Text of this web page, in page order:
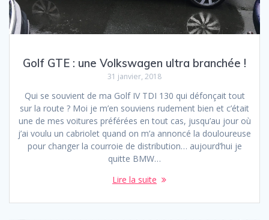
Golf GTE : une Volkswagen ultra branchée !
31 janvier, 2018
Qui se souvient de ma Golf IV TDI 130 qui défonçait tout
sur la route ? Moi je m’en souviens rudement bien et c’était
une de mes voitures préférées en tout cas, jusqu’au jour où
j’ai voulu un cabriolet quand on m’a annoncé la douloureuse
pour changer la courroie de distribution… aujourd’hui je
quitte BMW…
Lire la suite